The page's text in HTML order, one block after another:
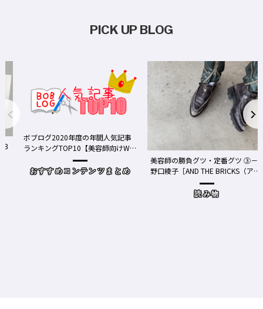
PICK UP BLOG
ボブログ2020年度の年間人気記事
ランキングTOP10【美容師向けWe
おすすめコンテンツまとめ
美容師の勝負グツ・定番グツ ③－
野口綾子［AND THE BRICKS（アン
ドザブリックス）／神奈川県鎌倉
読み物